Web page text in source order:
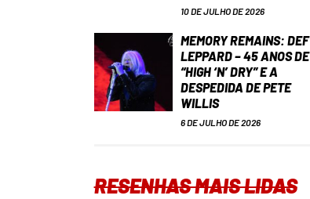
10 DE JULHO DE 2026
MEMORY REMAINS: DEF
LEPPARD – 45 ANOS DE
“HIGH ‘N’ DRY” E A
DESPEDIDA DE PETE
WILLIS
6 DE JULHO DE 2026
RESENHAS MAIS LIDAS